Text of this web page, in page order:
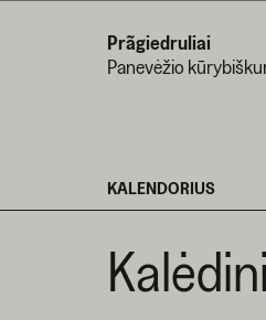
Prãgiedruliai
Panevėžio
KALENDORIUS